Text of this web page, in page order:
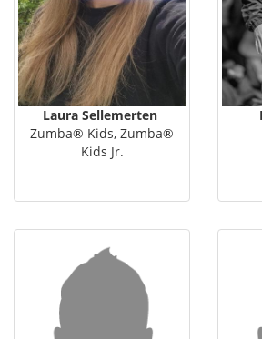
Laura Sellemerten
Zumba® Kids, Zumba®
Kids Jr.